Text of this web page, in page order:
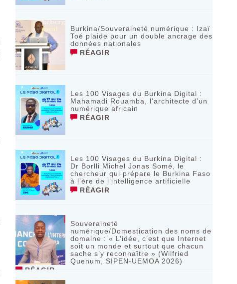
Burkina/Souveraineté numérique : Izaï
Toé plaide pour un double ancrage des
données nationales
RÉAGIR
Les 100 Visages du Burkina Digital :
Mahamadi Rouamba, l’architecte d’un
numérique africain
RÉAGIR
Les 100 Visages du Burkina Digital :
Dr Borlli Michel Jonas Somé, le
chercheur qui prépare le Burkina Faso
à l’ère de l’intelligence artificielle
RÉAGIR
Souveraineté
numérique/Domestication des noms de
domaine : « L’idée, c’est que Internet
soit un monde et surtout que chacun
sache s’y reconnaître » (Wilfried
Quenum, SIPEN-UEMOA 2026)
RÉAGIR